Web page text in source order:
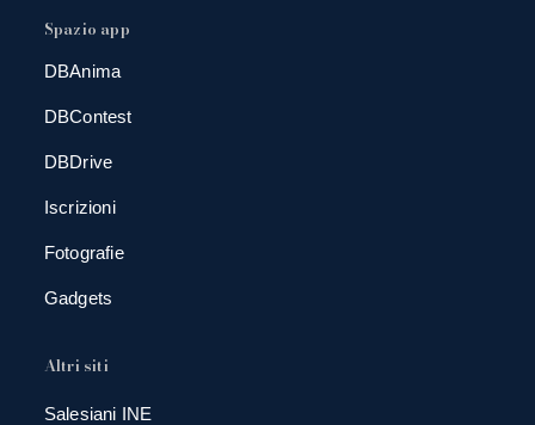
Spazio app
DBAnima
DBContest
DBDrive
Iscrizioni
Fotografie
Gadgets
Altri siti
Salesiani INE